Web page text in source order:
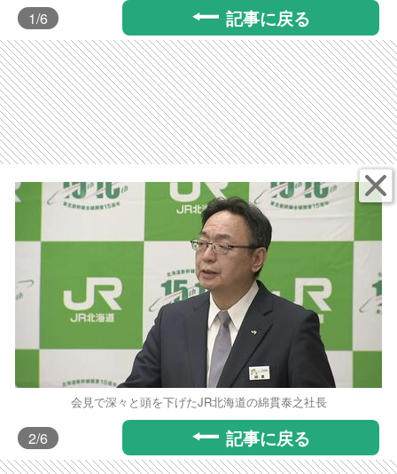
1/6 記事に戻る
会見で深々と頭を下げたJR北海道の綿貫泰之社長
2/6 記事に戻る